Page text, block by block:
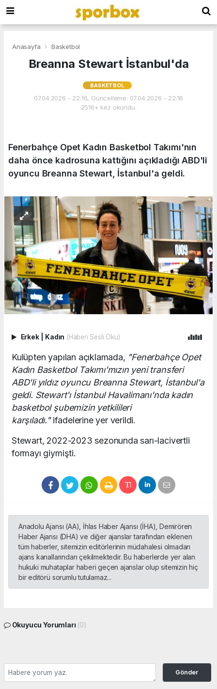
Anasayfa Basketbol
Breanna Stewart İstanbul'da
BASKETBOL
07.04.2026 - 22:16, Güncelleme: 07.04.2026 - 22:16
2516+ kez okundu.
Fenerbahçe Opet Kadın Basketbol Takımı'nın
daha önce kadrosuna kattığını açıkladığı ABD'li
oyuncu Breanna Stewart, İstanbul'a geldi.
Erkek Kadın (Haberi Sesli Oku)
Kulüpten yapılan açıklamada, "Fenerbahçe Opet
Kadın Basketbol Takımı'mızın yeni transferi
ABD'li yıldız oyuncu Breanna Stewart, İstanbul'a
geldi. Stewart'ı İstanbul Havalimanı'nda kadın
basketbol şubemizin yetkilileri
karşıladı."ifadelerine yer verildi.
Stewart, 2022-2023 sezonunda sarı-lacivertli
formayı giymişti.
Anadolu Ajansı (AA), İhlas Haber Ajansı (İHA), Demirören
Haber Ajansı (DHA) ve diğer ajanslar tarafından eklenen
tüm haberler, sitemizin editörlerinin müdahalesi olmadan
ajans kanallarından çekilmektedir. Bu haberlerde yer alan
hukuki muhataplar haberi geçen ajanslar olup sitemizin hiç
bir editörü sorumlu tutulamaz...
Okuyucu Yorumları (0)
Gönder